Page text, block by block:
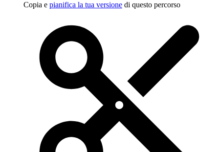
Copia e pianifica la tua versione di questo percorso